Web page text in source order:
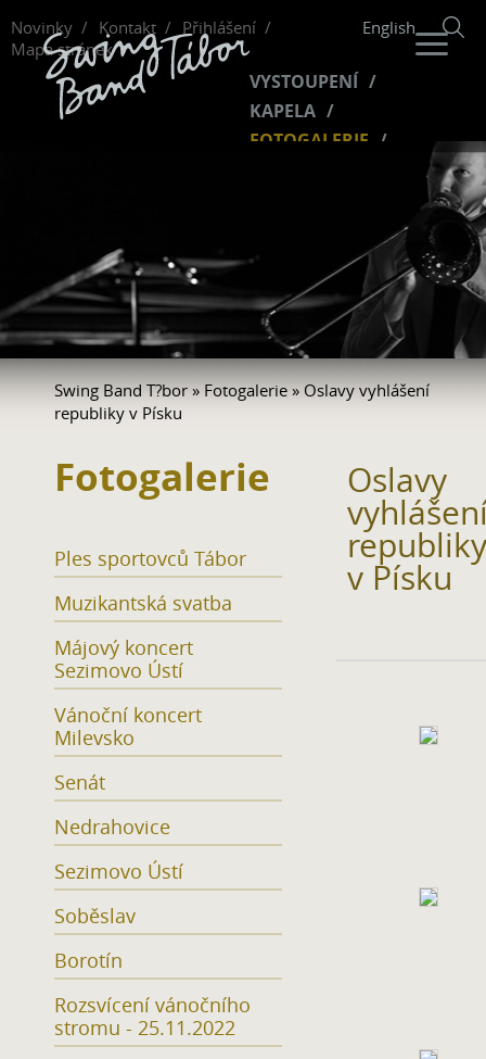
Novinky Kontakt
Přihlášení
Mapa stránek
English
VYSTOUPENÍ
KAPELA
FOTOGALERIE
Swing Band T?bor » Fotogalerie » Oslavy vyhlášení
republiky v Písku
Fotogalerie
Ples sportovců Tábor
Muzikantská svatba
Májový koncert
Sezimovo Ústí
Vánoční koncert
Milevsko
Senát
Nedrahovice
Sezimovo Ústí
Soběslav
Borotín
Rozsvícení vánočního
stromu - 25.11.2022
Oslavy
republiky
v Písku